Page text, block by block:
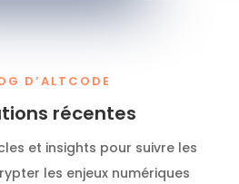
D’ALTCODE
récentes
et insights pour suivre les
les enjeux numériques